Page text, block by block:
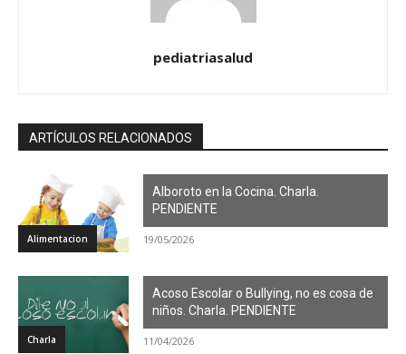
pediatriasalud
ARTÍCULOS RELACIONADOS
Alimentacion
Alboroto en la Cocina. Charla.
PENDIENTE
19/05/2026
Charla
Acoso Escolar o Bullying, no es cosa de
niños. Charla. PENDIENTE
11/04/2026